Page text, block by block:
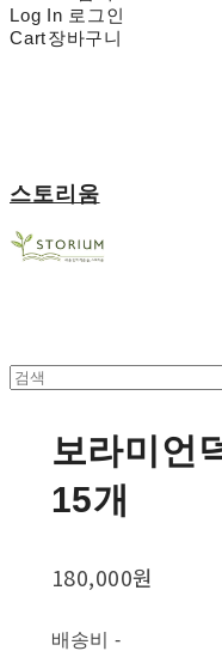
Log In 로그인
Cart장바구니
스토리움
보라미언
15개
180,000원
배송비 -